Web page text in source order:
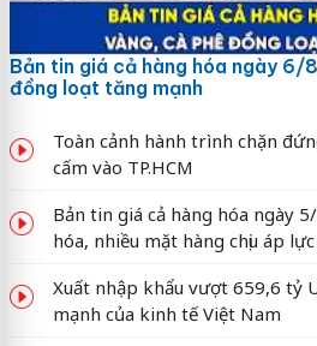
Bản tin giá cả hàng hóa ngày 6/
đồng loạt tăng mạnh
Toàn cảnh hành trình chặn
cấm vào TP.HCM
Bản tin giá cả hàng hóa ngày
hóa, nhiều mặt hàng chịu áp lực
Xuất nhập khẩu vượt 659,6 tỷ
mạnh của kinh tế Việt Nam